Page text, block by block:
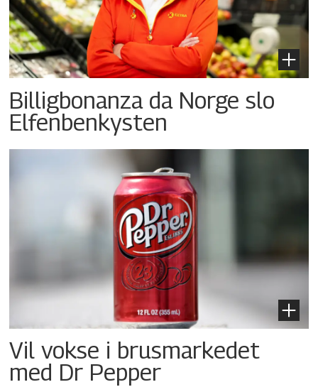
Billigbonanza da Norge slo
Elfenbenkysten
Vil vokse i brusmarkedet
med Dr Pepper